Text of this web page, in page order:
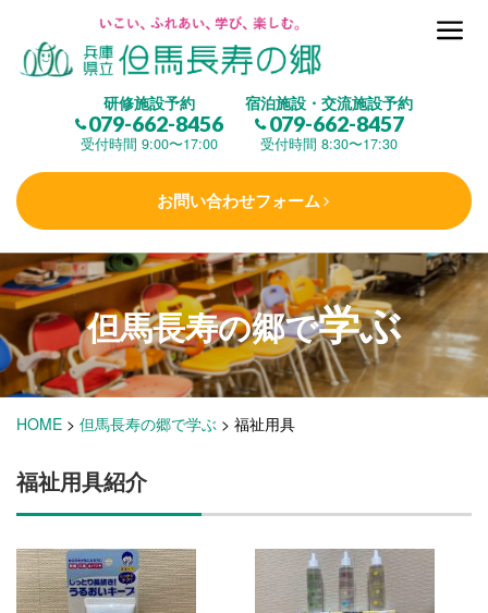
研修施設予約
079-662-8456
受付時間 9:00〜17:00
宿泊施設・交流施設予約
079-662-8457
受付時間 8:30〜17:30
お問い合わせフォーム
但馬長寿の郷とは
(研修施設)
楽しむ
学 ぶ(健康福祉)
泊まる(宿泊)
施設・料金
アクセス
但馬長寿の郷で学ぶ
HOME > 但馬長寿の郷で学ぶ > 福祉用具
福祉用具紹介